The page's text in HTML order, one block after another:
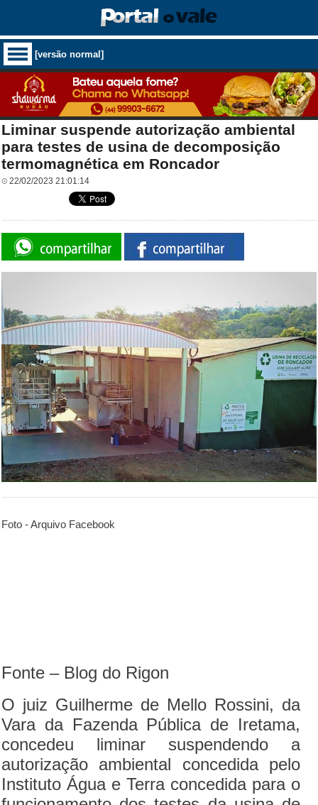
[versão normal]
Liminar suspende autorização ambiental
para testes de usina de decomposição
termomagnética em Roncador
22/02/2023 21:01:14
Foto - Arquivo Facebook
Fonte – Blog do Rigon
O juiz Guilherme de Mello Rossini, da
Vara da Fazenda Pública de Iretama,
concedeu liminar suspendendo a
autorização ambiental concedida pelo
Instituto Água e Terra concedida para o